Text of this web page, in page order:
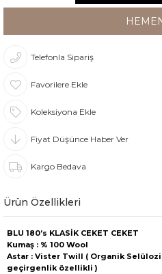
Telefonla Sipariş
Favorilere Ekle
Koleksiyona Ekle
Fiyat Düşünce Haber Ver
Kargo Bedava
Ürün Özellikleri
BLU 180’s KLASİK CEKET CEKET
Kumaş : % 100 Wool
Astar : Vister Twill ( Organik
geçirgenlik özellikli )